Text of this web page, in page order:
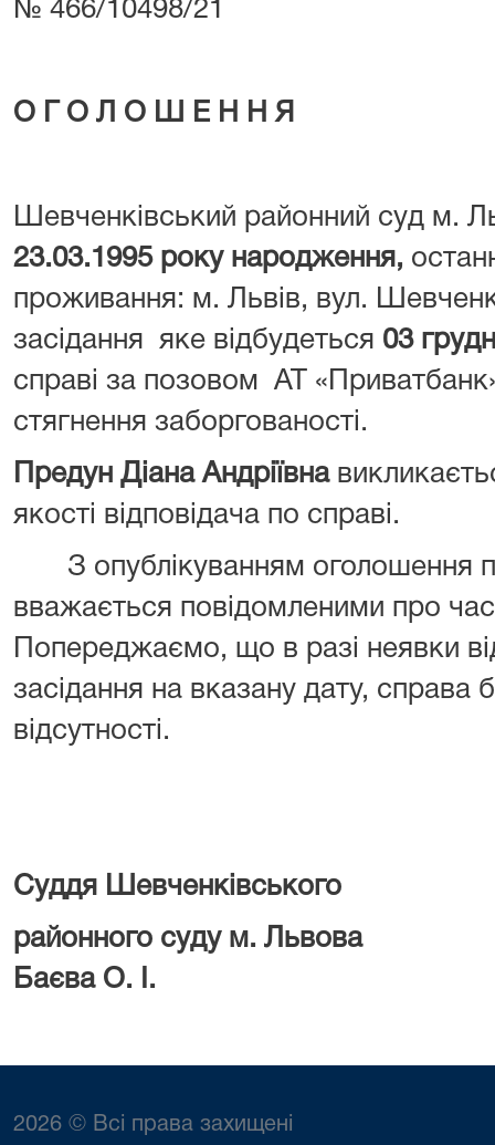
№ 466/10498/21
О Г О Л О Ш Е Н Н Я
Шевченківський районний суд м.
23.03.1995 року народження,
проживання: м. Львів, вул.
засідання яке відбудеться 03
справі за позовом АТ
стягнення заборгованості.
Предун Діана Андріївна
якості відповідача по справі.
З опублікуванням оголошення
вважається повідомленими про
Попереджаємо, що в разі неявки
засідання на вказану дату, справа
відсутності.
Суддя Шевченківського
районного
Баєва О. І.
2026 © Всі права захищені